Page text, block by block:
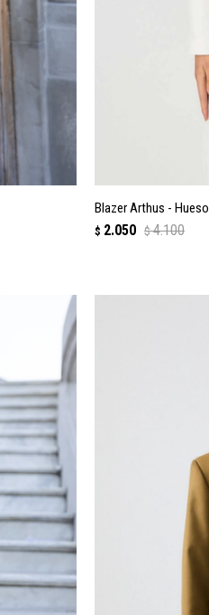
Blazer Arthus - Hueso
$ 2.050 $ 4.100